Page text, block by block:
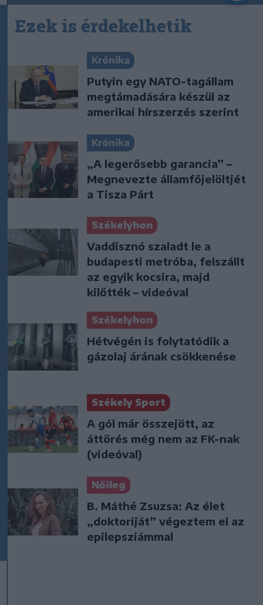
Ezek is érdekelhetik
Krónika
Putyin egy NATO-tagállam
megtámadására készül az
amerikai hírszerzés szerint
Krónika
„A legerősebb garancia” –
Megnevezte államfőjelöltjét
a Tisza Párt
Székelyhon
Vaddisznó szaladt le a
budapesti metróba, felszállt
az egyik kocsira, majd
kilőtték – videóval
Székelyhon
Hétvégén is folytatódik a
gázolaj árának csökkenése
Székely Sport
A gól már összejött, az
áttörés még nem az FK-nak
(videóval)
Nőileg
B. Máthé Zsuzsa: Az élet
„doktoriját” végeztem el az
epilepsziámmal